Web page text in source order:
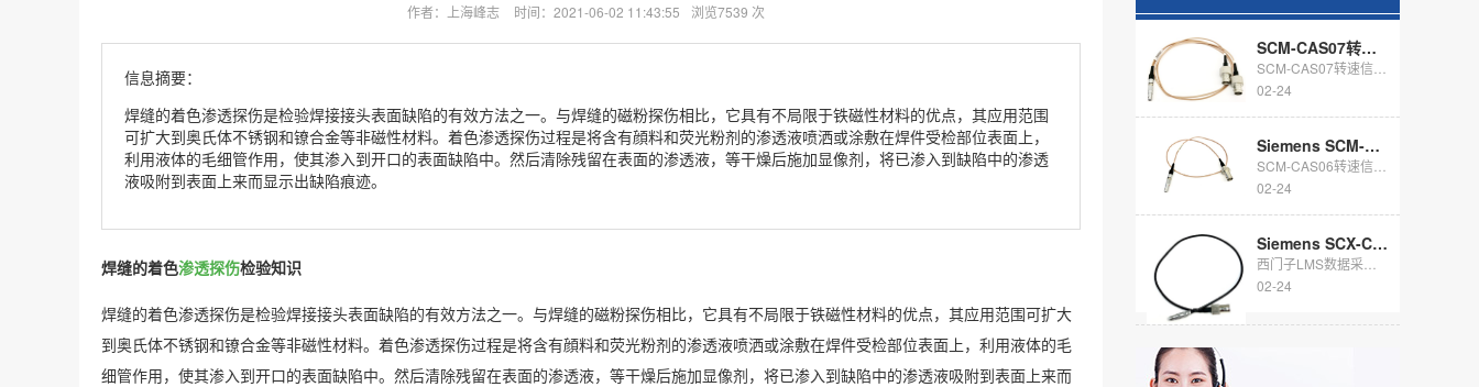
SCM-CAS07转速信号通讯电缆
02-24
​Siemens SCM-CAS06转速信号通讯电缆
02-24
​Siemens SCX-CAS05信号电缆
02-24
作者：上海峰志 时间：2021-06-02 11:43:55 浏览7539 次
信息摘要：
焊缝的着色渗透探伤是检验焊接接头表面缺陷的有效方法之一。与焊缝的磁粉探伤相比，它具有不局限于铁磁性材料的优点，其应用范围
可扩大到奥氏体不锈钢和镣合金等非磁性材料。着色渗透探伤过程是将含有顔料和荧光粉剂的渗透液喷洒或涂敷在焊件受检部位表面上，
利用液体的毛细管作用，使其渗入到开口的表面缺陷中。然后清除残留在表面的渗透液，等干燥后施加显像剂，将已渗入到缺陷中的渗透
液吸附到表面上来而显示出缺陷痕迹。
焊缝的着色渗透探伤检验知识
焊缝的着色渗透探伤是检验焊接接头表面缺陷的有效方法之一。与焊缝的磁粉探伤相比，它具有不局限于铁磁性材料的优点，其应用范围可扩大
到奥氏体不锈钢和镣合金等非磁性材料。着色渗透探伤过程是将含有顔料和荧光粉剂的渗透液喷洒或涂敷在焊件受检部位表面上，利用液体的毛
细管作用，使其渗入到开口的表面缺陷中。然后清除残留在表面的渗透液，等干燥后施加显像剂，将已渗入到缺陷中的渗透液吸附到表面上来而